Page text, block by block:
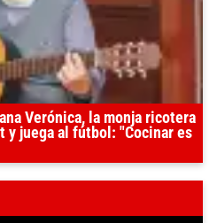
Verónica, la monja ricotera
y juega al fútbol: "Cocinar es